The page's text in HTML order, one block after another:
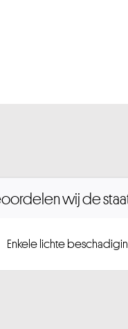
wij de
Enkele lichte